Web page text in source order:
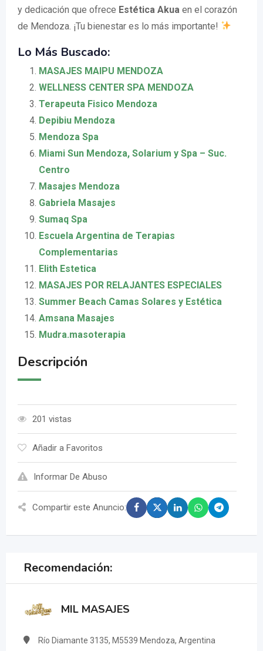
y dedicación que ofrece Estética Akua en el corazón
de Mendoza. ¡Tu bienestar es lo más importante!
Lo Más Buscado:
MASAJES MAIPU MENDOZA
WELLNESS CENTER SPA MENDOZA
Terapeuta Fisico Mendoza
Depibiu Mendoza
Mendoza Spa
Miami Sun Mendoza, Solarium y Spa – Suc.
Centro
Masajes Mendoza
Gabriela Masajes
Sumaq Spa
Escuela Argentina de Terapias
Complementarias
Elith Estetica
MASAJES POR RELAJANTES ESPECIALES
Summer Beach Camas Solares y Estética
Amsana Masajes
Mudra.masoterapia
Descripción
201 vistas
Añadir a Favoritos
Informar De Abuso
Compartir este Anuncio:
Recomendación:
MIL MASAJES
Río Diamante 3135, M5539 Mendoza, Argentina